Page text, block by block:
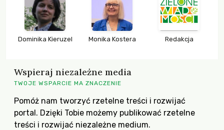
Dominika Kieruzel Monika Kostera Redakcja
Wspieraj niezależne media
TWOJE WSPARCIE MA ZNACZENIE
Pomóż nam tworzyć rzetelne treści i rozwijać
portal. Dzięki Tobie możemy publikować rzetelne
treści i rozwijać niezależne medium.